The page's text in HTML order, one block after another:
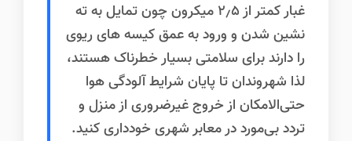
غبار کمتر از 2٫5 میکرون چون تمایل به ته
نشین شدن و ورود به عمق کیسه های ریوی
را دارند برای سلامتی بسیار خطرناک‌ هستند،
لذا شهروندان تا پایان شرایط آلودگی هوا
حتی‌الامکان از خروج غیرضروری از منزل و
تردد بی‌مورد در معابر شهری خودداری کنید.